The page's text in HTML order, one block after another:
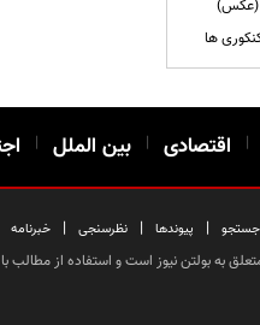
(عکس)
ها
| اقتصادی | بین الملل |
جستجو | پیوندها | نظرسنجی | خبرنامه
به بولتن نیوز است و استفاده از مطالب